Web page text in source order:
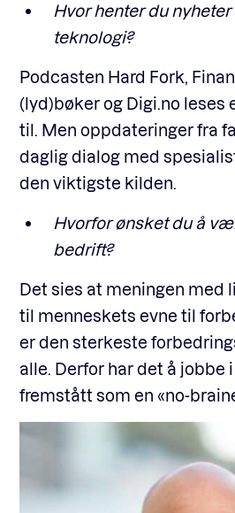
Hvor henter du
teknologi?
Podcasten Hard Fork,
(lyd)bøker og Digi.no
til. Men oppdateringer fra
daglig dialog med
den viktigste kilden.
Hvorfor ønsket du å
bedrift?
Det sies at meningen med
til menneskets evne til
er den sterkeste
alle. Derfor har det å jobbe
fremstått som en «no-